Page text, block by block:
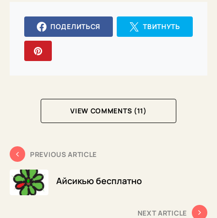
ПОДЕЛИТЬСЯ ТВИТНУТЬ
VIEW COMMENTS (11)
PREVIOUS ARTICLE
Айсикью бесплатно
NEXT ARTICLE